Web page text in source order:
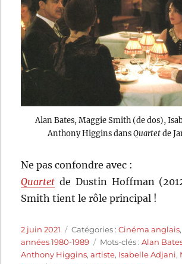
Alan Bates, Maggie Smith (de dos),
Anthony Higgins dansQuartetde
Ne pas confondre avec :
Quartet de Dustin Hoffman
Smith tient le rôle principal !
Publié
le
2 juin 2021 Catégories
Catégories :Cinéma anglais,
années 1980-1989
Étiquettes
Mots-clés :Alan
Anthony Higgins,artiste, Isabelle Adjani,